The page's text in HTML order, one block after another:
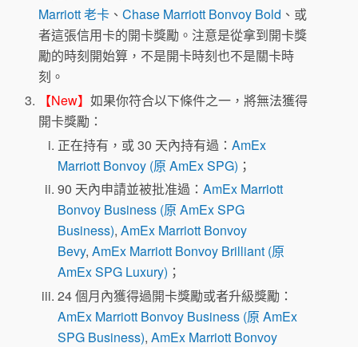
Marriott 老卡 、Chase Marriott Bonvoy Bold 、或
者這張信用卡的開卡獎勵。注意是從拿到開卡獎
勵的時刻開始算，不是開卡時刻也不是關卡時
刻。
【New】如果你符合以下條件之一，將無法獲得
開卡獎勵：
正在持有，或 30 天內持有過：AmEx
Marriott Bonvoy (原 AmEx SPG) ；
90 天內申請並被批准過：AmEx Marriott
Bonvoy Business (原 AmEx SPG
Business),AmEx Marriott Bonvoy
Bevy,AmEx Marriott Bonvoy Brilliant (原
AmEx SPG Luxury) ；
24 個月內獲得過開卡獎勵或者升級獎勵：
AmEx Marriott Bonvoy Business (原 AmEx
SPG Business),AmEx Marriott Bonvoy